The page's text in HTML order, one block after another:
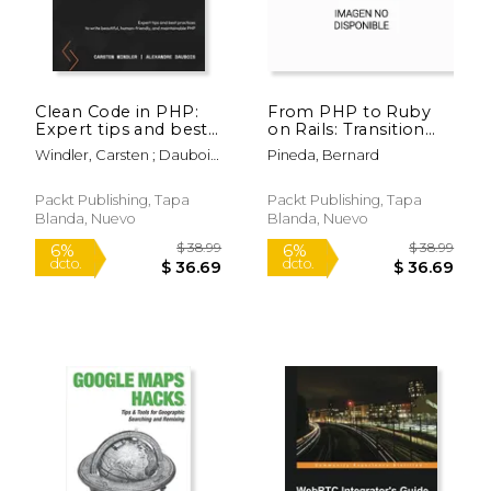
50%
dcto.
$ 61.40
$ 30.70
15%
dcto.
Clean Code in PHP:
Expert tips and best
practices to write
beautiful, human-
maintainable PHP
(en Inglés)
Windler, Carsten ; Daubois,
Packt Publishing, Tapa
Blanda, Nuevo
From PHP to Ruby
on Rails: Transition
from PHP to Ruby by
leveraging your
programming
knowledge (en
Pineda, Bernard
Packt Publishing, Tapa
Blanda, Nuevo